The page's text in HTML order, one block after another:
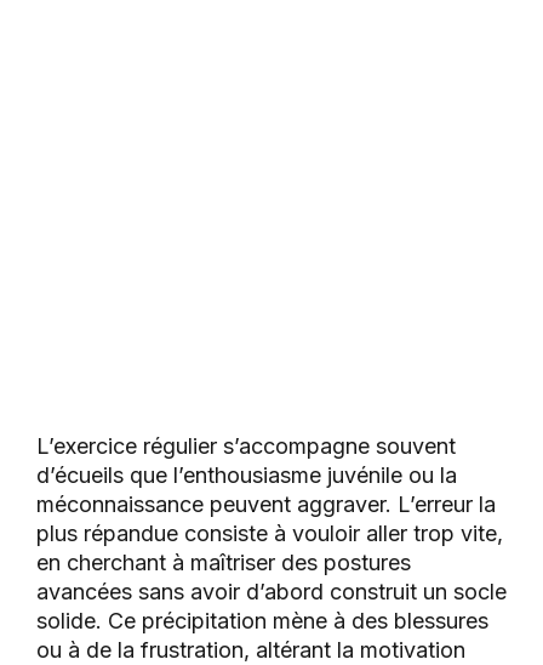
L’exercice régulier s’accompagne souvent
d’écueils que l’enthousiasme juvénile ou la
méconnaissance peuvent aggraver. L’erreur la
plus répandue consiste à vouloir aller trop vite,
en cherchant à maîtriser des postures
avancées sans avoir d’abord construit un socle
solide. Ce précipitation mène à des blessures
ou à de la frustration, altérant la motivation